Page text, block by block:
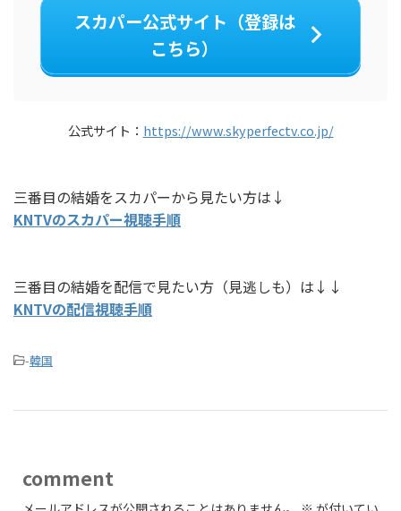
スカパー公式サイト（登録は
こちら）
公式サイト： https://www.skyperfectv.co.jp/
三番目の結婚をスカパーから見たい方は↓
KNTVのスカパー視聴手順
三番目の結婚を配信で見たい方（見逃しも）は↓↓
KNTVの配信視聴手順
-韓国
comment